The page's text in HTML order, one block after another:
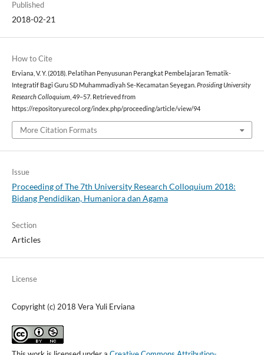
Published
2018-02-21
How to Cite
Erviana, V. Y. (2018). Pelatihan Penyusunan Perangkat Pembelajaran Tematik-
Integratif Bagi Guru SD Muhammadiyah Se-Kecamatan Seyegan.Prosiding University
Research Colloquium, 49–57. Retrieved from
https://repository.urecol.org/index.php/proceeding/article/view/94
More Citation Formats
Issue
Proceeding of The 7th University Research Colloquium 2018:
Bidang Pendidikan, Humaniora dan Agama
Section
Articles
License
Copyright (c) 2018 Vera Yuli Erviana